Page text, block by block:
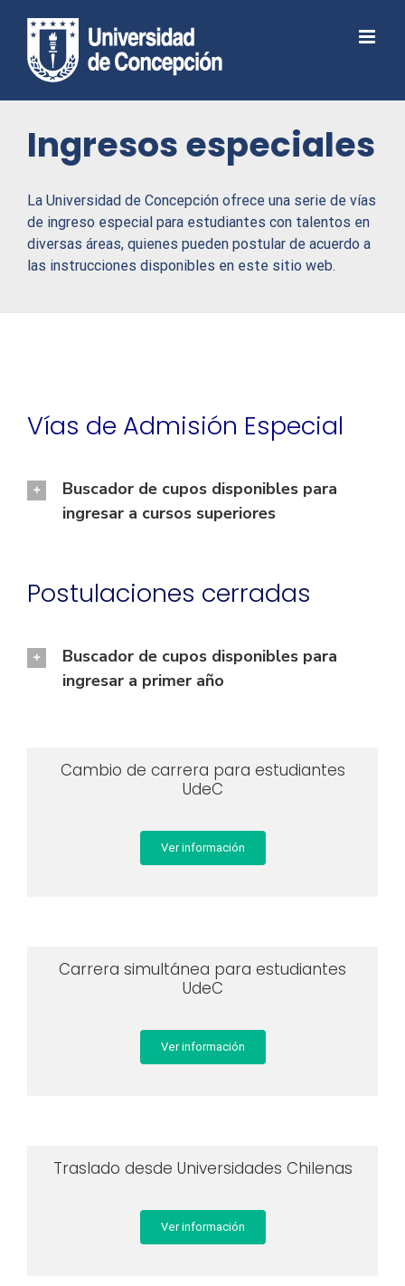
Abrir barra de herramientas
content
Ingresos especiales
La Universidad de Concepción ofrece una serie de vías
de ingreso especial para estudiantes con talentos en
diversas áreas, quienes pueden postular de acuerdo a
las instrucciones disponibles en este sitio web.
Vías de Admisión Especial
Buscador de cupos disponibles para
ingresar a cursos superiores
Postulaciones cerradas
Buscador de cupos disponibles para
ingresar a primer año
Cambio de carrera para estudiantes
UdeC
Ver información
Carrera simultánea para estudiantes
UdeC
Ver información
Traslado desde Universidades Chilenas
Ver información